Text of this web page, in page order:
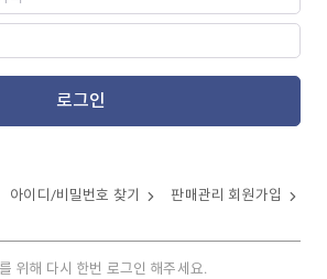
로그인
아이디/비밀번호 찾기 판매관리 회원가입
위해 다시 한번 로그인 해주세요.